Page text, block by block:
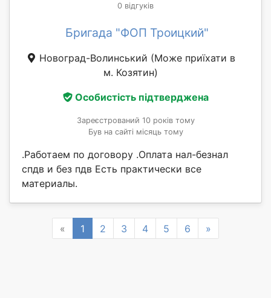
0 відгуків
Бригада "ФОП Троицкий"
Новоград-Волинський (Може приїхати в
м. Козятин)
Особистість підтверджена
Зареєстрований 10 років тому
Був на сайті місяць тому
.Работаем по договору .Оплата нал-безнал
спдв и без пдв Есть практически все
материалы.
« Previous
1 2 3 4 5 6 »